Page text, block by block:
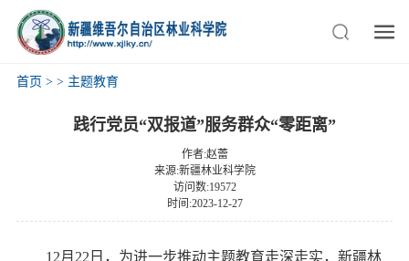
首页 > > 主题教育
践行党员“双报道”服务群众“零距离”
作者:赵蕾
来源:新疆林业科学院
访问数:19572
时间:2023-12-27
12月22日，为进一步推动主题教育走深走实，新疆林